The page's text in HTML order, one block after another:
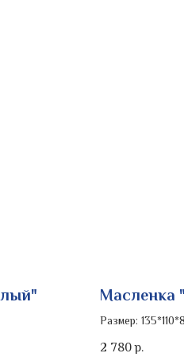
Масленка
Размер:
2 780 р.